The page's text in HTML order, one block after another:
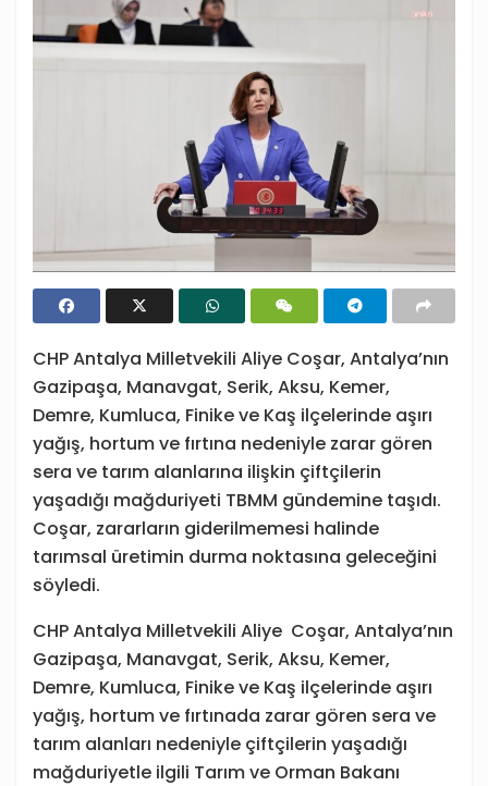
CHP Antalya Milletvekili Aliye Coşar, Antalya’nın
Gazipaşa, Manavgat, Serik, Aksu, Kemer,
Demre, Kumluca, Finike ve Kaş ilçelerinde aşırı
yağış, hortum ve fırtına nedeniyle zarar gören
sera ve tarım alanlarına ilişkin çiftçilerin
yaşadığı mağduriyeti TBMM gündemine taşıdı.
Coşar, zararların giderilmemesi halinde
tarımsal üretimin durma noktasına geleceğini
söyledi.
CHP Antalya Milletvekili Aliye Coşar, Antalya’nın
Gazipaşa, Manavgat, Serik, Aksu, Kemer,
Demre, Kumluca, Finike ve Kaş ilçelerinde aşırı
yağış, hortum ve fırtınada zarar gören sera ve
tarım alanları nedeniyle çiftçilerin yaşadığı
mağduriyetle ilgili Tarım ve Orman Bakanı